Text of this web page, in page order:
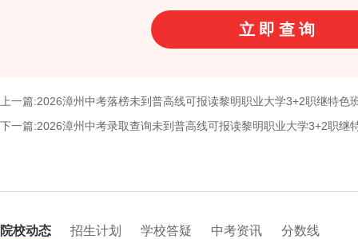
上一篇:2026漳州中考落榜未到普高线可报读黎明职业大学3+2职继特色
下一篇:2026漳州中考录取查询未到普高线可报读黎明职业大学3+2职继
院校动态 招生计划 学校答疑 中考资讯 分数线